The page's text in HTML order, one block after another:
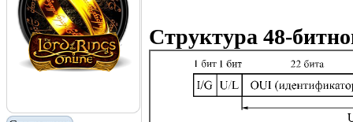
Структура 48-